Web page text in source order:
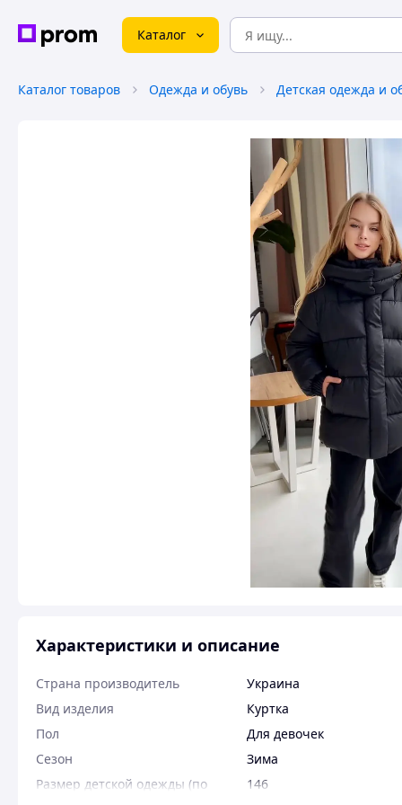
Каталог
Каталог товаров Одежда и обувь Детская одежда и
Характеристики и описание
Страна производитель
Украина
Вид изделия
Куртка
Пол
Для девочек
Сезон
Зима
Размер детской одежды (по
146